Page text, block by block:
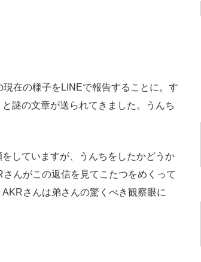
在の様子をLINEで報告することに。す
謎の文章が送られてきました。うんち
していますが、うんちをしたかどうか
んがこの返信を見てこたつをめくって
さんは弟さんの驚くべき観察眼に